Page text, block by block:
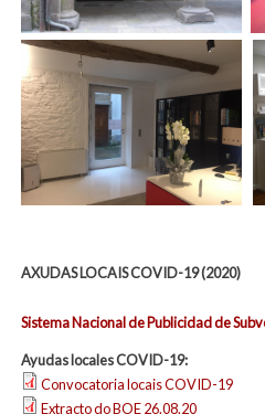
AXUDAS LOCAIS COVID-19 (2020)
Sistema Nacional de Publicidad de
Ayudas locales COVID-19:
Convocatoria locais COVID-19
Extracto do BOE 26.08.20